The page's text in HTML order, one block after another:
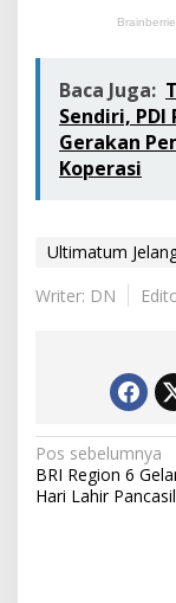
Baca Juga:
Sendiri,
Gerakan
Koperasi
Ultimatum
Writer: DN
N
a
Pos sebelumnya
BRI Region 6
Hari Lahir